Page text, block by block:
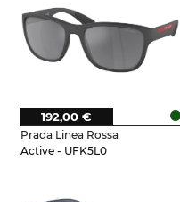
Prada Linea Rossa
Active - UFK5L0
192,00 €